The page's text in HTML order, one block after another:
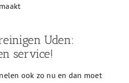
Uden:
service!
ook zo nu en dan moet